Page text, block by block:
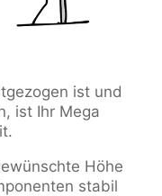
ist und
ist Ihr Mega
Höhe
stabil